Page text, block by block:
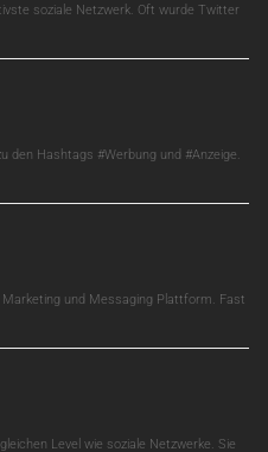
soziale Netzwerk. Oft wurde Twitter
den Hashtags #Werbung und #Anzeige.
und Messaging Plattform. Fast
Level wie soziale Netzwerke. Sie